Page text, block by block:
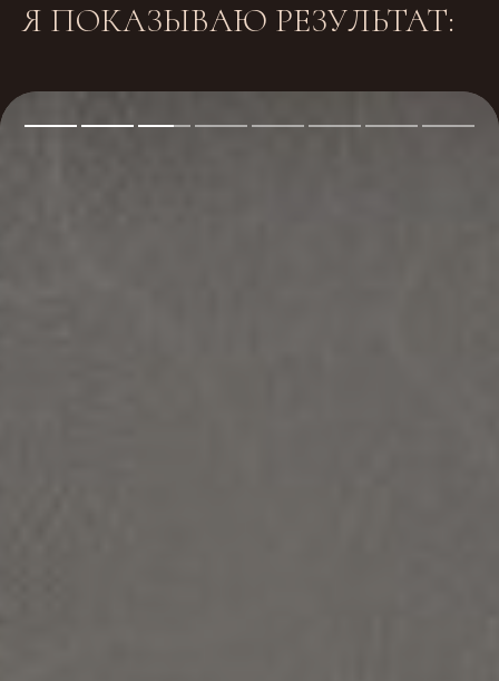
Я ПОКАЗЫВАЮ РЕЗУЛЬТАТ: